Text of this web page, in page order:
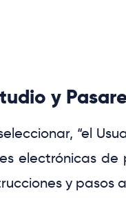
y
“el
electrónicas
y